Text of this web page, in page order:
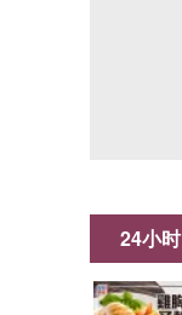
24小时